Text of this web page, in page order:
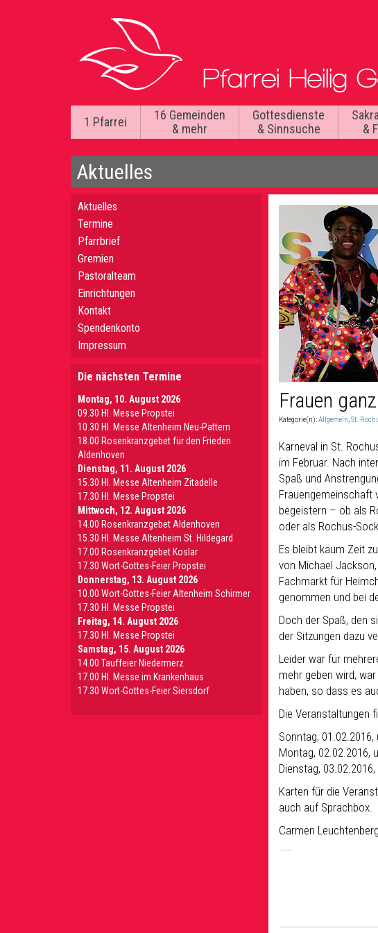
1 Pfarrei
16 Gemeinden
& mehr
Gottesdienste
& Sinnsuche
&
Aktuelles
Frauen
Kategorie(n):Allgemein,St.
Karneval in St.
im Februar. Nach
Spaß und
Frauengemeinschaft
begeistern – ob als
oder als Rochus-
Es bleibt kaum Zeit
von Michael
Fachmarkt für
genommen und bei
Doch der Spaß, den
der Sitzungen dazu
Leider war für
mehr geben wird,
haben, so dass es
Die Veranstaltungen
Sonntag, 01.02.2016,
Montag, 02.02.2016,
Dienstag,
Karten für die
auch auf Sprachbox.
Carmen Leuchtenberg
Aktuelles
Termine
Pfarrbrief
Gremien
Pastoralteam
Einrichtungen
Kontakt
Spendenkonto
Impressum
Die nächsten Termine
Montag, 10. August 2026
09.30 Hl. Messe Propstei
10.30 Hl. Messe Altenheim Neu-Pattern
18.00 Rosenkranzgebet für den Frieden
Aldenhoven
Dienstag, 11. August 2026
15.30 Hl. Messe Altenheim Zitadelle
17.30 Hl. Messe Propstei
Mittwoch, 12. August 2026
14.00 Rosenkranzgebet Aldenhoven
15.30 Hl. Messe Altenheim St. Hildegard
17.00 Rosenkranzgebet Koslar
17.30 Wort-Gottes-Feier Propstei
Donnerstag, 13. August 2026
10.00 Wort-Gottes-Feier Altenheim Schirmer
17.30 Hl. Messe Propstei
Freitag, 14. August 2026
17.30 Hl. Messe Propstei
Samstag, 15. August 2026
14.00 Tauffeier Niedermerz
17.00 Hl. Messe im Krankenhaus
17.30 Wort-Gottes-Feier Siersdorf